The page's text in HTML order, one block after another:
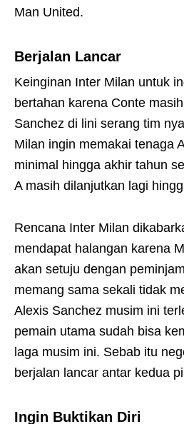
Man United.
Berjalan Lancar
Keinginan Inter Milan untuk
bertahan karena Conte
Sanchez di lini serang tim
Milan ingin memakai tenaga
minimal hingga akhir tahun
A masih dilanjutkan lagi
Rencana Inter Milan
mendapat halangan karena
akan setuju dengan
memang sama sekali tidak
Alexis Sanchez musim ini
pemain utama sudah bisa
laga musim ini. Sebab itu
berjalan lancar antar kedua
Ingin Buktikan Diri